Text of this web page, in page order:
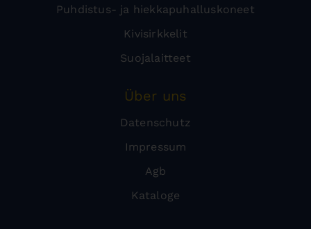
Puhdistus- ja hiekkapuhalluskoneet
Kivisirkkelit
Suojalaitteet
Über uns
Datenschutz
Impressum
Agb
Kataloge